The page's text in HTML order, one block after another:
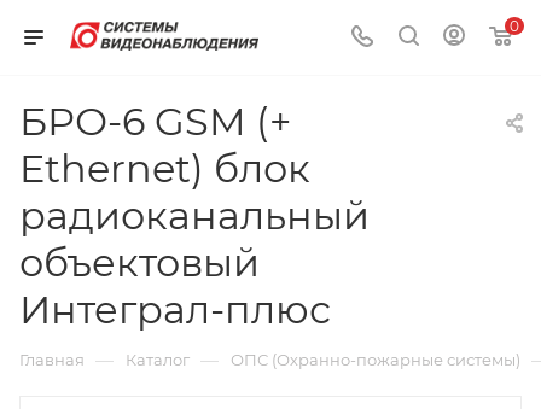
0
БРО-6 GSM (+
Ethernet) блок
радиоканальный
объектовый
Интеграл-плюс
Главная — Каталог — ОПС (Охранно-пожарные системы)